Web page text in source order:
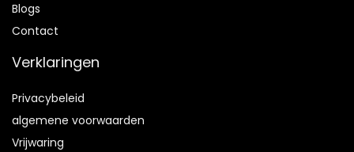
Blogs
Contact
Verklaringen
Privacybeleid
algemene voorwaarden
Vrijwaring